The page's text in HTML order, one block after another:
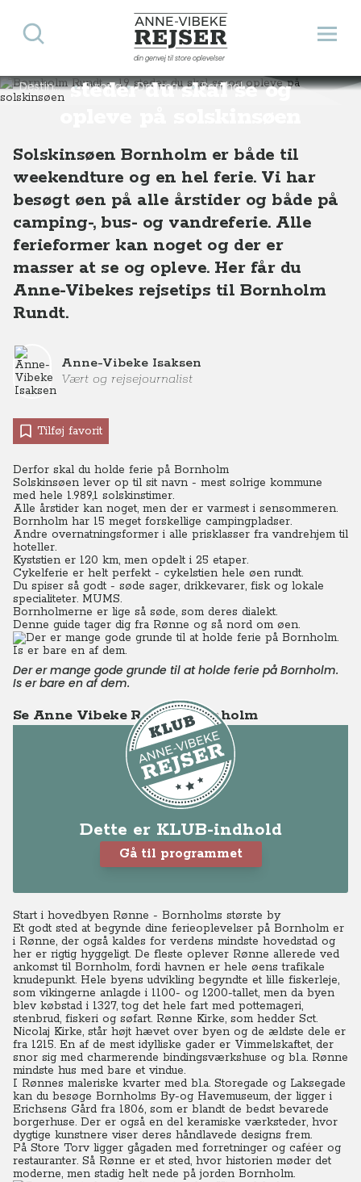
Anne-Vibeke Rejser
din genvej til store oplevelser
Åbn
Søg
Bornholm Rundt – 19
steder du skal se og
Destinationer Europa Danmark Bornholm Rundt – 19 steder du skal se og opleve
Solskinsøen Bornholm er både til
weekendture og en hel ferie. Vi har
besøgt øen på alle årstider og både på
camping-, bus- og vandreferie. Alle
ferieformer kan noget og der er
masser at se og opleve. Her får du
Anne-Vibekes rejsetips til Bornholm
Rundt.
Anne-Vibeke Isaksen
Vært og rejsejournalist
Tilføj favorit
Derfor skal du holde ferie på Bornholm
Solskinsøen lever op til sit navn - mest solrige kommune
med hele 1.989,1 solskinstimer.
Alle årstider kan noget, men der er varmest i sensommeren.
Bornholm har 15 meget forskellige campingpladser.
Andre overnatningsformer i alle prisklasser fra vandrehjem til
hoteller.
Kyststien er 120 km, men opdelt i 25 etaper.
Cykelferie er helt perfekt - cykelstien hele øen rundt.
Du spiser så godt - søde sager, drikkevarer, fisk og lokale
specialiteter. MUMS.
Bornholmerne er lige så søde, som deres dialekt.
Denne guide tager dig fra Rønne og så nord om øen.
Der er mange gode grunde til at holde ferie på Bornholm.
Is er bare en af dem.
Se Anne Vibeke Rejser - Bornholm
Dette er KLUB-indhold
Gå til programmet
Start i hovedbyen Rønne - Bornholms største by
Et godt sted at begynde dine ferieoplevelser på Bornholm er
i Rønne, der også kaldes for verdens mindste hovedstad og
her er rigtig hyggeligt. De fleste oplever Rønne allerede ved
ankomst til Bornholm, fordi havnen er hele øens trafikale
knudepunkt. Hele byens udvikling begyndte et lille fiskerleje,
som vikingerne anlagde i 1100- og 1200-tallet, men da byen
blev købstad i 1327, tog det hele fart med pottemageri,
stenbrud, fiskeri og søfart. Rønne Kirke, som hedder Sct.
Nicolaj Kirke, står højt hævet over byen og de ældste dele er
fra 1215. En af de mest idylliske gader er Vimmelskaftet, der
snor sig med charmerende bindingsværkshuse og bl.a. Rønne
mindste hus med bare et vindue.
I Rønnes maleriske kvarter med bl.a. Storegade og Laksegade
kan du besøge Bornholms By-og Havemuseum, der ligger i
Erichsens Gård fra 1806, som er blandt de bedst bevarede
borgerhuse. Der er også en del keramiske værksteder, hvor
dygtige kunstnere viser deres håndlavede designs frem.
På Store Torv ligger gågaden med forretninger og caféer og
restauranter. Så Rønne er et sted, hvor historien møder det
moderne, men stadig helt nede på jorden Bornholm.